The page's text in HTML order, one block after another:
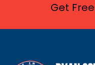
Get